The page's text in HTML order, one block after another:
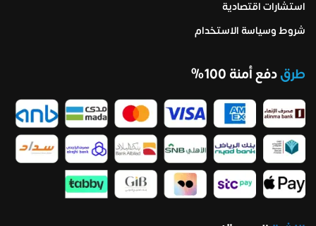
استشارات اقتصادية
شروط وسياسة الاستخدام
طرقدفع أمنة 100%